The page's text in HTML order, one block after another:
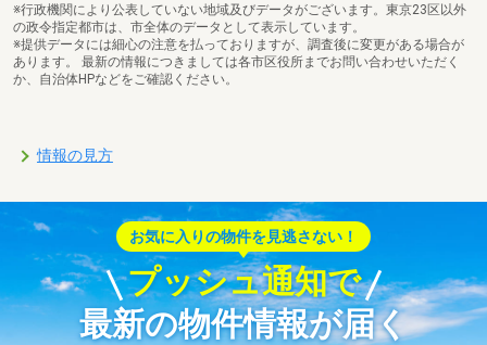
※行政機関により公表していない地域及びデータがございます。東京23区以外
の政令指定都市は、市全体のデータとして表示しています。
※提供データには細心の注意を払っておりますが、調査後に変更がある場合が
あります。 最新の情報につきましては各市区役所までお問い合わせいただく
か、自治体HPなどをご確認ください。
情報の見方
お気に入りの物件を見逃さない！
プッシュ通知で
最新の物件情報が届く